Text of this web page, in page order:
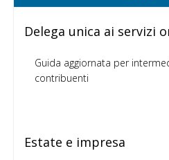
Delega unica ai servizi
Guida aggiornata per
contribuenti
Estate e impresa